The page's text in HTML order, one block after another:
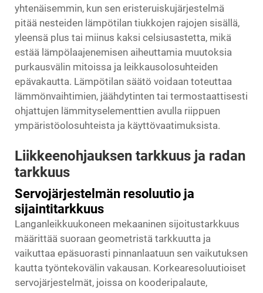
yhtenäisemmin, kun sen eristeruiskujärjestelmä
pitää nesteiden lämpötilan tiukkojen rajojen sisällä,
yleensä plus tai miinus kaksi celsiusastetta, mikä
estää lämpölaajenemisen aiheuttamia muutoksia
purkausvälin mitoissa ja leikkausolosuhteiden
epävakautta. Lämpötilan säätö voidaan toteuttaa
lämmönvaihtimien, jäähdytinten tai termostaattisesti
ohjattujen lämmityselementtien avulla riippuen
ympäristöolosuhteista ja käyttövaatimuksista.
Liikkeenohjauksen tarkkuus ja radan
tarkkuus
Servojärjestelmän resoluutio ja
sijaintitarkkuus
Langanleikkuukoneen mekaaninen sijoitustarkkuus
määrittää suoraan geometristä tarkkuutta ja
vaikuttaa epäsuorasti pinnanlaatuun sen vaikutuksen
kautta työntekovälin vakausan. Korkearesoluutioiset
servojärjestelmät, joissa on kooderipalaute,